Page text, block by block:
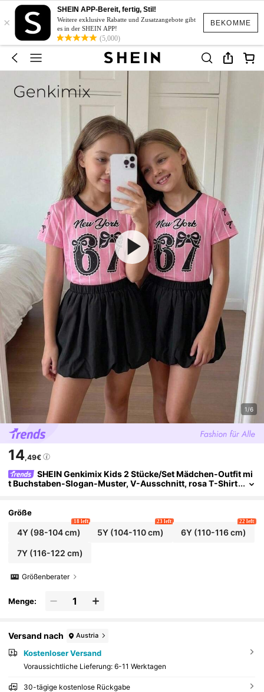
BEKOMME
×
SHEIN APP-Bereit, fertig, Stil!
Weitere exklusive Rabatte und Zusatzangebote gibt
es in der SHEIN APP!
(5,000)
1/6
14,49€
SHEIN Genkimix Kids 2 Stücke/Set Mädchen-Outfit mi
t Buchstaben-Slogan-Muster, V-Ausschnitt, rosa T-Shirt
Größe
4Y(98-104 cm)
18 left
5Y (104-110 cm)
23 left
6Y(110-116 cm)
22 left
7Y(116-122 cm)
Größenberater
Menge:
Versand nach Austria
Kostenloser Versand
Voraussichtliche Lieferung: 6-11 Werktagen
30-tägige kostenlose Rückgabe